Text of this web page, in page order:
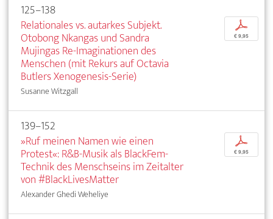
125–138
Relationales vs. autarkes Subjekt.
Otobong Nkangas und Sandra
Mujingas Re-Imaginationen des
Menschen (mit Rekurs auf Octavia
Butlers Xenogenesis-Serie)
Susanne Witzgall
p
€ 9,95
139–152
»Ruf meinen Namen wie einen
Protest«: R&B-Musik als BlackFem-
Technik des Menschseins im Zeitalter
von #BlackLivesMatter
Alexander Ghedi Weheliye
p
€ 9,95